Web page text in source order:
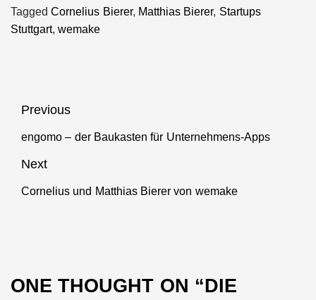
Interview
im Interview
TaggedCornelius Bierer, Matthias Bierer, Startups
Stuttgart,wemake
Beitragsnavigation
Previous
Previous
engomo – der Baukasten für Unternehmens-Apps
Next
Next
Cornelius und Matthias Bierer von wemake
ONE THOUGHT ON “DIE